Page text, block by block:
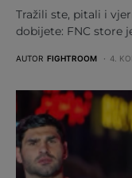
Tražili ste, pitali i
dobijete: FNC store
AUTOR FIGHTROOM 4.